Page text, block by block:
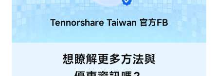
Tennorshare Taiwan 官方FB
想瞭解更多方法與